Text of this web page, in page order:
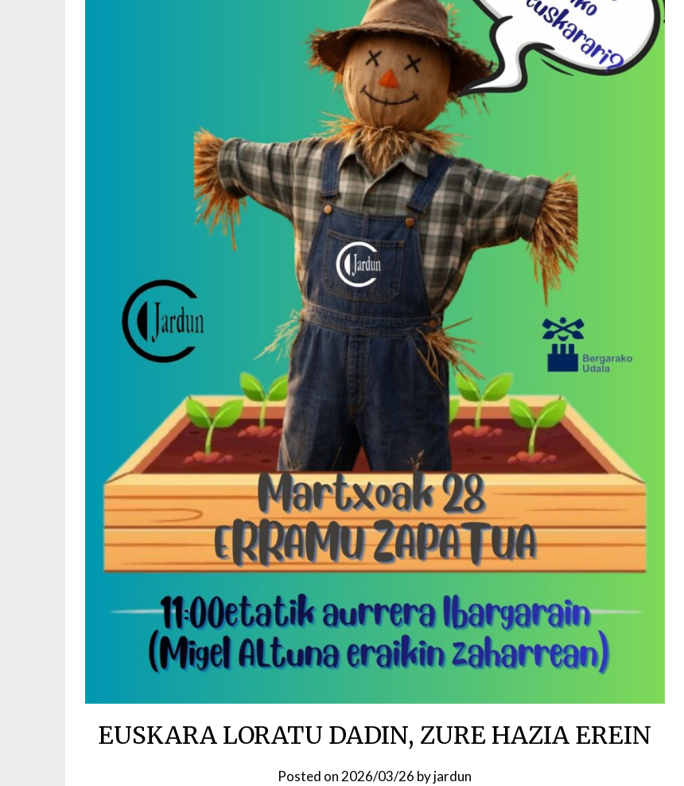
EUSKARA LORATU DADIN, ZURE HAZIA EREIN
Posted on 2026/03/26 byjardun